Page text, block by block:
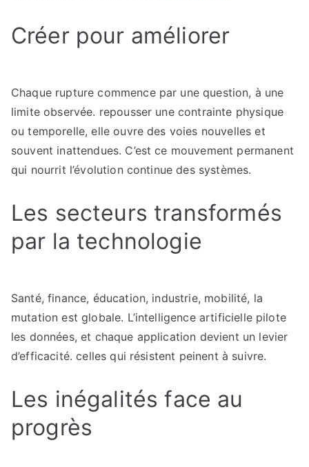
Créer pour améliorer
Chaque rupture commence par une question, à une
limite observée. repousser une contrainte physique
ou temporelle, elle ouvre des voies nouvelles et
souvent inattendues. C’est ce mouvement permanent
qui nourrit l’évolution continue des systèmes.
Les secteurs transformés
par la technologie
Santé, finance, éducation, industrie, mobilité, la
mutation est globale. L’intelligence artificielle pilote
les données, et chaque application devient un levier
d’efficacité. celles qui résistent peinent à suivre.
Les inégalités face au
progrès